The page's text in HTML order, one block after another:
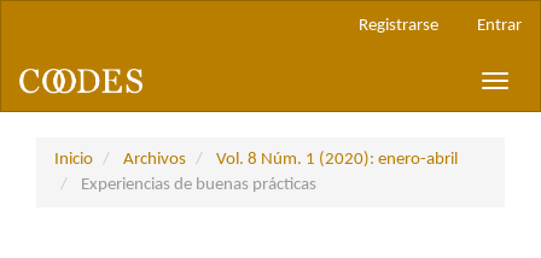
principal
Barra
Registrarse Entrar
Toggle
Inicio Archivos
Vol. 8 Núm. 1 (2020): enero-abril
Experiencias de buenas prácticas